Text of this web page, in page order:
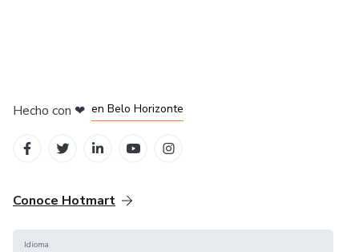
Hecho con ❤ en Belo Horizonte
Conoce Hotmart
Idioma